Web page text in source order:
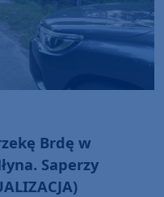
Brdę w
Saperzy